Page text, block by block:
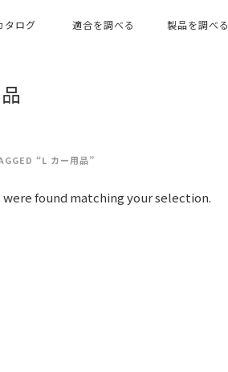
タログ 適合を調べる 製品を調べる
“L カー用品”
found matching your selection.